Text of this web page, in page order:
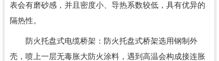
表会有磨砂感，并且密度小、导热系数较低，具有优异的
隔热性。
防火托盘式电缆桥架：防火托盘式桥架选用钢制外
壳，喷上一层无毒胀大防火涂料，遇到高温会构成接连胀